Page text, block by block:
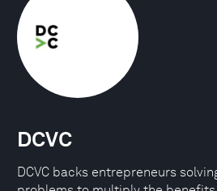
DCVC
DCVC backs entrepreneurs